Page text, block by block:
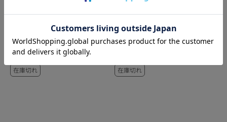
¥4,980 (税込)¥6,580
全国配送無料 45ポイント
在庫切れ
SOKU
¥4,980 (税込)¥6,580
在庫切れ